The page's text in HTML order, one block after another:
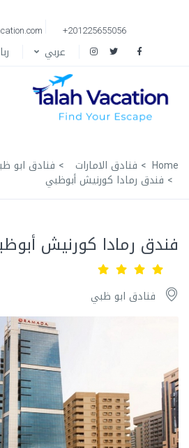
+201225655056
عربي
Home فنادق الامارات فنادق ابو
فندق رمادا كورنيش أبوظبي
فندق رمادا كورنيش
فنادق ابو ظبي